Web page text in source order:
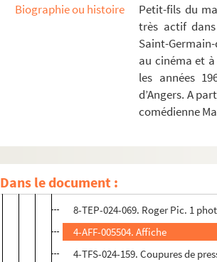
Biographie ou histoire
Petit-fils du
très actif
Saint-
au cinéma et
les années
d’Angers. A
comédienne
Dans le document :
Les folies furieuses (1950)
4-TFS-024-176. Texte
4-TFS-024-006. Livret
4-TFS-024-007. Partition
8-TEP-024-067. Georges Henri.
4-TEP-024-022. Lipnitzki. 2
8-TEP-024-069. Roger Pic. 1
4-AFF-005504. Affiche
4-TFS-024-159. Coupures de